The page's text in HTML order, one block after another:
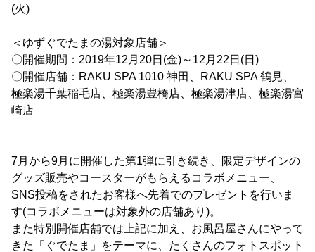
(火)
＜ゆずぐでたまの湯対象店舗＞
〇開催期間：2019年12月20日(金)～12月22日(日)
〇開催店舗：RAKU SPA 1010 神田、RAKU SPA 鶴見、
極楽湯千葉稲毛店、極楽湯豊橋店、極楽湯津店、極楽湯宮
崎店
7月から9月に開催した第1弾に引き続き、限定デザインの
グッズ販売やコースターがもらえるコラボメニュー、
SNS投稿をされたお客様へ先着でのプレゼントを行いま
す(コラボメニューは対象外の店舗あり)。
また特別開催店舗では上記に加え、お風呂屋さんにやって
きた「ぐでたま」をテーマに、たくさんのフォトスポット